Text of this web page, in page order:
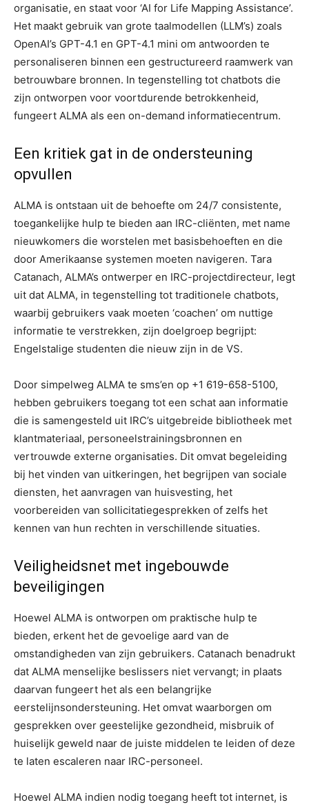
organisatie, en staat voor ‘AI for Life Mapping Assistance’.
Het maakt gebruik van grote taalmodellen (LLM’s) zoals
OpenAI’s GPT-4.1 en GPT-4.1 mini om antwoorden te
personaliseren binnen een gestructureerd raamwerk van
betrouwbare bronnen. In tegenstelling tot chatbots die
zijn ontworpen voor voortdurende betrokkenheid,
fungeert ALMA als een on-demand informatiecentrum.
Een kritiek gat in de ondersteuning
opvullen
ALMA is ontstaan uit de behoefte om 24/7 consistente,
toegankelijke hulp te bieden aan IRC-cliënten, met name
nieuwkomers die worstelen met basisbehoeften en die
door Amerikaanse systemen moeten navigeren. Tara
Catanach, ALMA’s ontwerper en IRC-projectdirecteur, legt
uit dat ALMA, in tegenstelling tot traditionele chatbots,
waarbij gebruikers vaak moeten ‘coachen’ om nuttige
informatie te verstrekken, zijn doelgroep begrijpt:
Engelstalige studenten die nieuw zijn in de VS.
Door simpelweg ALMA te sms’en op +1 619-658-5100,
hebben gebruikers toegang tot een schat aan informatie
die is samengesteld uit IRC’s uitgebreide bibliotheek met
klantmateriaal, personeelstrainingsbronnen en
vertrouwde externe organisaties. Dit omvat begeleiding
bij het vinden van uitkeringen, het begrijpen van sociale
diensten, het aanvragen van huisvesting, het
voorbereiden van sollicitatiegesprekken of zelfs het
kennen van hun rechten in verschillende situaties.
Veiligheidsnet met ingebouwde
beveiligingen
Hoewel ALMA is ontworpen om praktische hulp te
bieden, erkent het de gevoelige aard van de
omstandigheden van zijn gebruikers. Catanach benadrukt
dat ALMA menselijke beslissers niet vervangt; in plaats
daarvan fungeert het als een belangrijke
eerstelijnsondersteuning. Het omvat waarborgen om
gesprekken over geestelijke gezondheid, misbruik of
huiselijk geweld naar de juiste middelen te leiden of deze
te laten escaleren naar IRC-personeel.
Hoewel ALMA indien nodig toegang heeft tot internet, is